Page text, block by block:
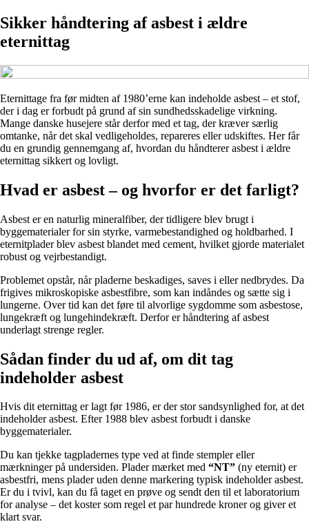
Sikker håndtering af asbest i ældre
eternittag
Eternittage fra før midten af 1980’erne kan indeholde asbest – et stof,
der i dag er forbudt på grund af sin sundhedsskadelige virkning.
Mange danske husejere står derfor med et tag, der kræver særlig
omtanke, når det skal vedligeholdes, repareres eller udskiftes. Her får
du en grundig gennemgang af, hvordan du håndterer asbest i ældre
eternittag sikkert og lovligt.
Hvad er asbest – og hvorfor er det farligt?
Asbest er en naturlig mineralfiber, der tidligere blev brugt i
byggematerialer for sin styrke, varmebestandighed og holdbarhed. I
eternitplader blev asbest blandet med cement, hvilket gjorde materialet
robust og vejrbestandigt.
Problemet opstår, når pladerne beskadiges, saves i eller nedbrydes. Da
frigives mikroskopiske asbestfibre, som kan indåndes og sætte sig i
lungerne. Over tid kan det føre til alvorlige sygdomme som asbestose,
lungekræft og lungehindekræft. Derfor er håndtering af asbest
underlagt strenge regler.
Sådan finder du ud af, om dit tag
indeholder asbest
Hvis dit eternittag er lagt før 1986, er der stor sandsynlighed for, at det
indeholder asbest. Efter 1988 blev asbest forbudt i danske
byggematerialer.
Du kan tjekke tagpladernes type ved at finde stempler eller
mærkninger på undersiden. Plader mærket med “NT” (ny eternit) er
asbestfri, mens plader uden denne markering typisk indeholder asbest.
Er du i tvivl, kan du få taget en prøve og sendt den til et laboratorium
for analyse – det koster som regel et par hundrede kroner og giver et
klart svar.